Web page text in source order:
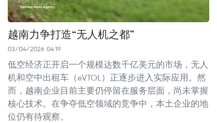
越南力争打造“无人机之都”
03/04/2026 04:19
低空经济正开启一个规模达数千亿美元的市场，无人
机和空中出租车（eVTOL）正逐步进入实际应用。然
而，越南企业目前主要仍停留在服务层面，尚未掌握
核心技术。在争夺低空领域的竞争中，本土企业的地
位仍有待观察。